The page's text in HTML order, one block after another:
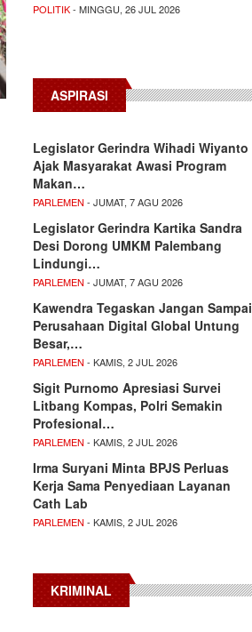
POLITIK- MINGGU, 26 JUL 2026
ASPIRASI
Legislator Gerindra Wihadi Wiyanto
Ajak Masyarakat Awasi Program
Makan…
PARLEMEN - JUMAT, 7 AGU 2026
Legislator Gerindra Kartika Sandra
Desi Dorong UMKM Palembang
Lindungi…
PARLEMEN - JUMAT, 7 AGU 2026
Kawendra Tegaskan Jangan Sampai
Perusahaan Digital Global Untung
Besar,…
PARLEMEN - KAMIS, 2 JUL 2026
Sigit Purnomo Apresiasi Survei
Litbang Kompas, Polri Semakin
Profesional…
PARLEMEN - KAMIS, 2 JUL 2026
Irma Suryani Minta BPJS Perluas
Kerja Sama Penyediaan Layanan
Cath Lab
PARLEMEN - KAMIS, 2 JUL 2026
KRIMINAL